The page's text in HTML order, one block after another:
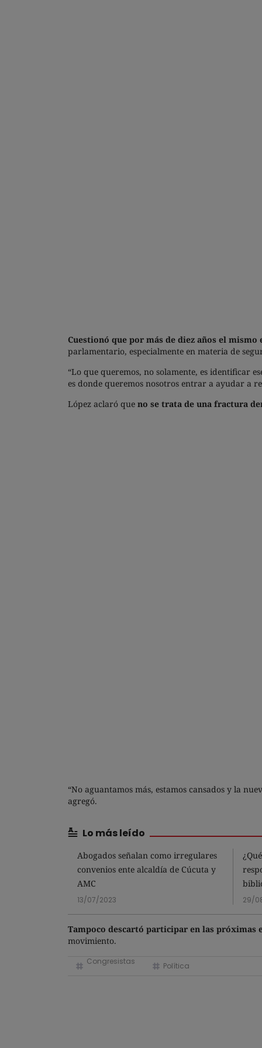
Cuestionó que por más de diez años el
parlamentario, especialmente en materia de
“Lo que queremos, no solamente, es identificar
es donde queremos nosotros entrar a ayudar a
López aclaró que no se trata de una fractura
“No aguantamos más, estamos cansados y la
agregó.
Lo más leído
Abogados señalan como irregulares
convenios ente alcaldía de Cúcuta y
AMC
13/07/2023 29/
Tampoco descartó participar en las próximas
movimiento.
Congresistas Política